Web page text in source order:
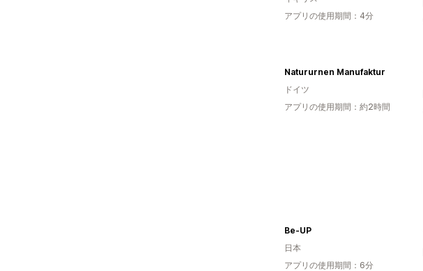
アプリの使用期間：4分
Natururnen Manufaktur
ドイツ
アプリの使用期間：約2時間
Be-UP
日本
アプリの使用期間：6分